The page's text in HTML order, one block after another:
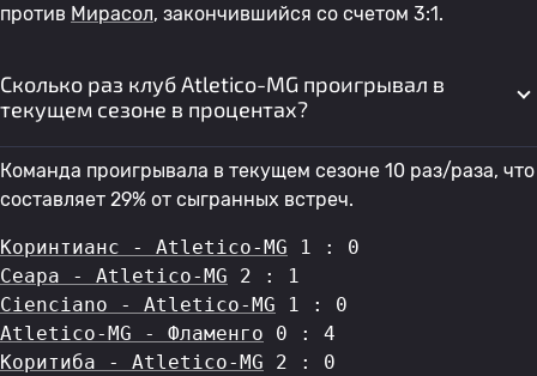
против Мирасол, закончившийся со счетом 3:1.
Сколько раз клуб Atletico-MG проигрывал в
текущем сезоне в процентах?
Команда проигрывала в текущем сезоне 10 раз/раза, что
составляет 29% от сыгранных встреч.
Коринтианс - Atletico-MG 1 : 0
Сеара - Atletico-MG 2 : 1
Cienciano - Atletico-MG 1 : 0
Atletico-MG - Фламенго 0 : 4
Коритиба - Atletico-MG 2 : 0